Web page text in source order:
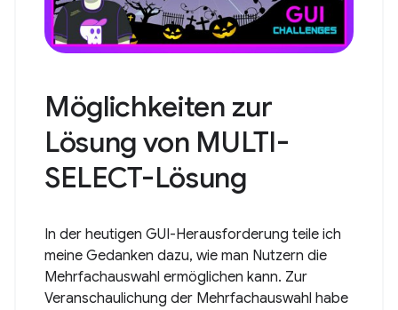
Möglichkeiten zur
Lösung von MULTI-
SELECT-Lösung
In der heutigen GUI-Herausforderung teile ich
meine Gedanken dazu, wie man Nutzern die
Mehrfachauswahl ermöglichen kann. Zur
Veranschaulichung der Mehrfachauswahl habe